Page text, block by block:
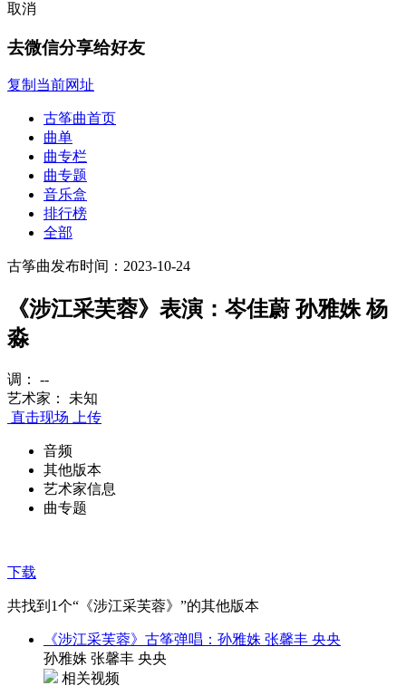
取消
去微信分享给好友
复制当前网址
古筝曲首页
曲单
曲专栏
曲专题
音乐盒
排行榜
全部
古筝曲发布时间：2023-10-24
《涉江采芙蓉》表演：岑佳蔚 孙雅姝 杨
淼
调： --
艺术家： 未知
直击现场
上传
音频
其他版本
艺术家信息
曲专题
下载
共找到 1个“《涉江采芙蓉》”的其他版本
《涉江采芙蓉》古筝弹唱：孙雅姝 张馨丰 央央
孙雅姝 张馨丰 央央
相关视频